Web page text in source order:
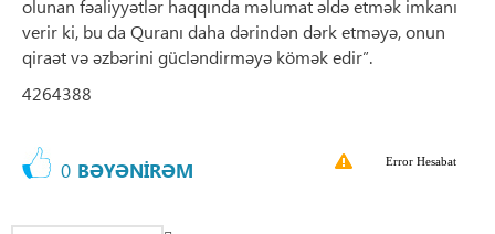
olunan fəaliyyətlər haqqında məlumat əldə etmək imkanı
verir ki, bu da Quranı daha dərindən dərk etməyə, onun
qiraət və əzbərini gücləndirməyə kömək edir”.
4264388
0 BƏYƏNİRƏM Error Hesabat